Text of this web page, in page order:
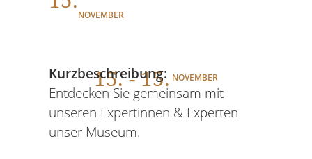
NOVEMBER
15. - 15. NOVEMBER
Kurzbeschreibung:
Entdecken Sie gemeinsam mit
unseren Expertinnen & Experten
unser Museum.